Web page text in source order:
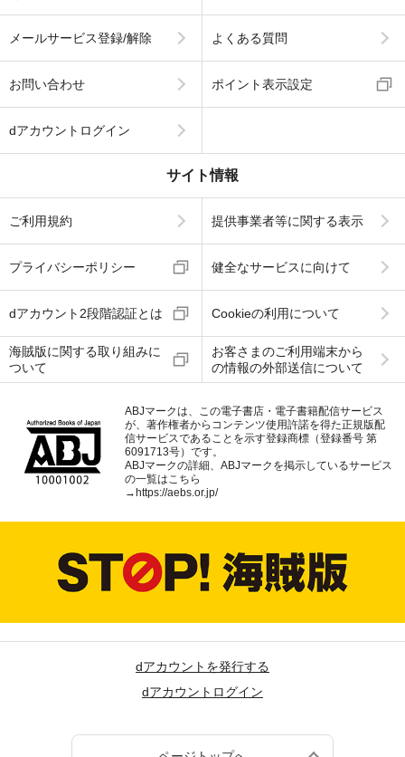
メールサービス登録/解除 よくある質問
お問い合わせ ポイント表示設定
dアカウントログイン
サイト情報
ご利用規約 提供事業者等に関する表示
プライバシーポリシー 健全なサービスに向けて
dアカウント2段階認証とは Cookieの利用について
海賊版に関する取り組みに
ついて
お客さまのご利用端末から
の情報の外部送信について
ABJマークは、この電子書店・電子書籍配信サービス
が、著作権者からコンテンツ使用許諾を得た正規版配
信サービスであることを示す登録商標（登録番号 第
6091713号）です。
ABJマークの詳細、ABJマークを掲示しているサービス
の一覧はこちら
→https://aebs.or.jp/
dアカウントを発行する
dアカウントログイン